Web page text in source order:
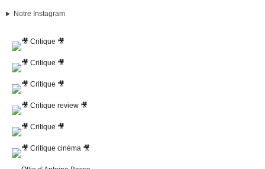
Notre Instagram